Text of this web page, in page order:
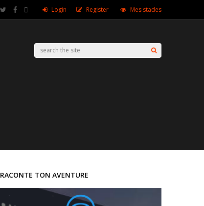
Login Register Mes stades
RACONTE TON AVENTURE